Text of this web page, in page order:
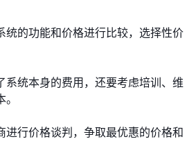
统的功能和价格进行比较，选择性价
系统本身的费用，还要考虑培训、维
进行价格谈判，争取最优惠的价格和